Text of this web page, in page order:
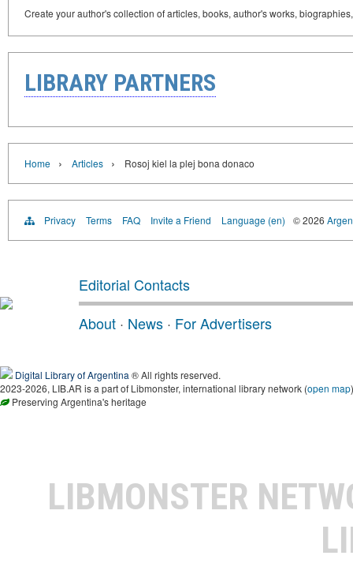
Create your author's collection of articles, books, author's works,
LIBRARY PARTNERS
Home › Articles › Rosoj kiel la plej bona donaco
Privacy Terms FAQ Invite a Friend Language (en) © 2026
Editorial Contacts
About · News · For Advertisers
Digital Library of Argentina ® All rights reserved.
2023-2026, LIB.AR is a part of Libmonster, international library network (open map)
Preserving Argentina's heritage
LIBMONSTER